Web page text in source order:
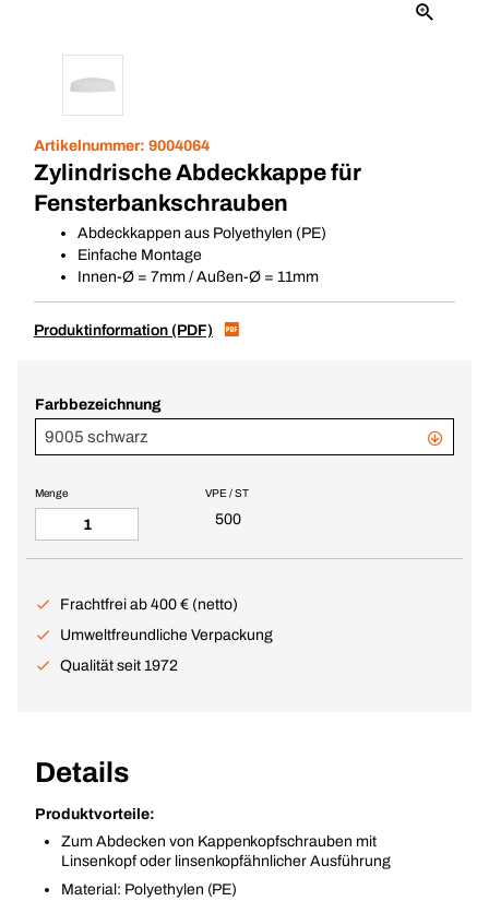
Artikelnummer: 9004064
Zylindrische Abdeckkappe für
Fensterbankschrauben
Abdeckkappen aus Polyethylen (PE)
Einfache Montage
Innen-Ø = 7mm / Außen-Ø = 11mm
Produktinformation (PDF)
Farbbezeichnung
9005 schwarz
VPE / ST
500
Menge
Frachtfrei ab 400 € (netto)
Umweltfreundliche Verpackung
Qualität seit 1972
Details
Produktvorteile:
Zum Abdecken von Kappenkopfschrauben mit
Linsenkopf oder linsenkopfähnlicher Ausführung
Material: Polyethylen (PE)